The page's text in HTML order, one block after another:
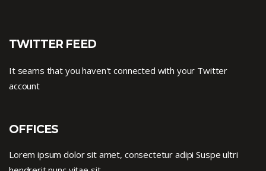
TWITTER FEED
It seams that you haven't connected with your Twitter
account
OFFICES
Lorem ipsum dolor sit amet, consectetur adipi Suspe ultri